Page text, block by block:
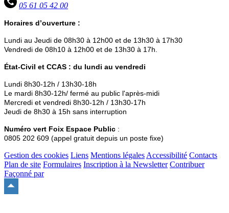
05 61 05 42 00
Horaires d’ouverture :
Lundi au Jeudi de 08h30 à 12h00 et de 13h30 à 17h30
Vendredi de 08h10 à 12h00 et de 13h30 à 17h.
État-Civil et CCAS : du lundi au vendredi
Lundi 8h30-12h / 13h30-18h
Le mardi 8h30-12h/ fermé au public l'après-midi
Mercredi et vendredi 8h30-12h / 13h30-17h
Jeudi de 8h30 à 15h sans interruption
Numéro vert Foix Espace Public :
0805 202 609 (appel gratuit depuis un poste fixe)
Gestion des cookies Liens Mentions légales Accessibilité Contacts
Plan de site Formulaires Inscription à la Newsletter Contribuer
Façonné par